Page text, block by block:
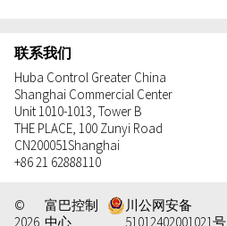
联系我们
Huba Control Greater China
Shanghai Commercial Center
Unit 1010-1013, Tower B
THE PLACE, 100 Zunyi Road
CN200051Shanghai
+86 21 62888110
©
2026
富巴控制
中心
川公网安备
51012402001021号